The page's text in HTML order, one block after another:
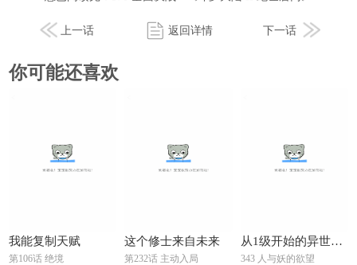
上一话 返回详情 下一话
你可能还喜欢
我能复制天赋
第106话 绝境
这个修士来自未来
第232话 主动入局
从1级开始的异世界骑士
343 人与妖的欲望